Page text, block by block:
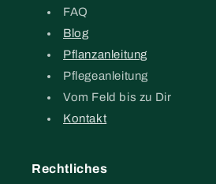
FAQ
Blog
Pflanzanleitung
Pflegeanleitung
Vom Feld bis zu Dir
Kontakt
Rechtliches